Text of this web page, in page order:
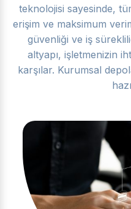
teknolojisi sayesinde,
erişim ve maksimum
güvenliği ve iş
altyapı, işletmenizin
karşılar. Kurumsal